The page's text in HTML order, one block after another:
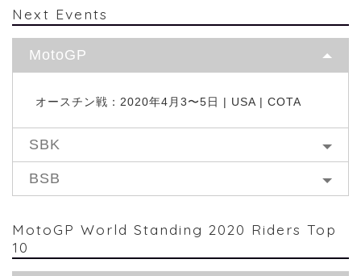
Next Events
MotoGP
オースチン戦：2020年4月3〜5日 | USA | COTA
SBK
BSB
MotoGP World Standing 2020 Riders Top
10